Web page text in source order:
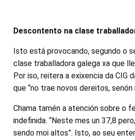
Descontento na clase
Isto está provocando, segundo o
clase traballadora galega xa que
Por iso, reitera a exixencia da CIG
que “no trae novos dereitos,
Chama tamén a atención sobre o
indefinida. “Neste mes un 37,8
sendo moi altos”. Isto, ao seu